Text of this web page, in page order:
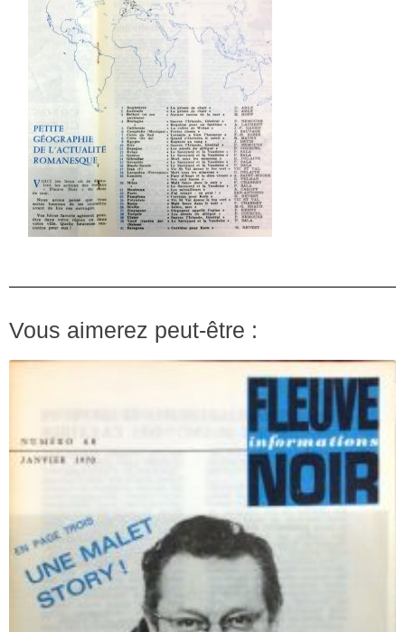
Vous aimerez peut-être :